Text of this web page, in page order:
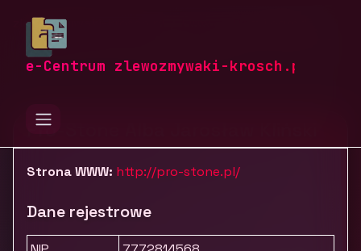
e-Centrum zlewozmywaki-krosch.pl
zlewozmywaki-krosch.pl
Tekstylia i pozostałe wyposażenie
Pro-Stone Alba Jarosław Kliński
Strona WWW: http://pro-stone.pl/
Dane rejestrowe